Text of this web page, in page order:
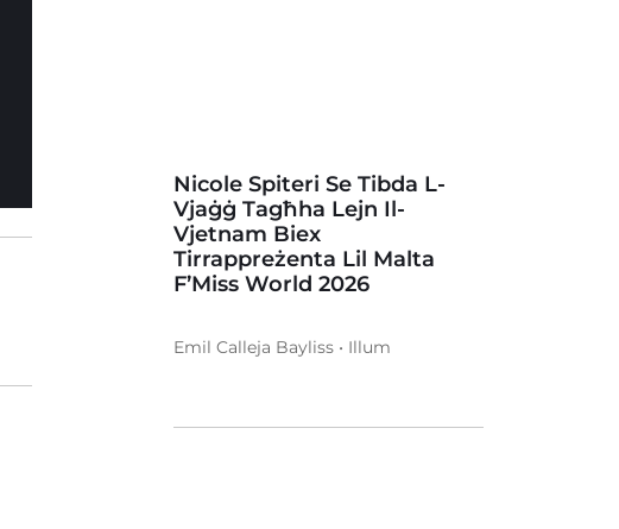
Nicole Spiteri Se Tibda L-
Vjaġġ Tagħha Lejn Il-
Vjetnam Biex
Tirrappreżenta Lil Malta
F’Miss World 2026
Emil Calleja Bayliss • Illum